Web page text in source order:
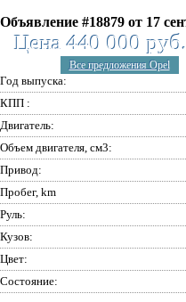
Объявление #18879 от 17
Цена 440 000 руб.
Все предложения Opel
Год выпуска:
КПП :
Двигатель:
Объем двигателя, см3:
Привод:
Пробег, km
Руль:
Кузов:
Цвет:
Состояние: